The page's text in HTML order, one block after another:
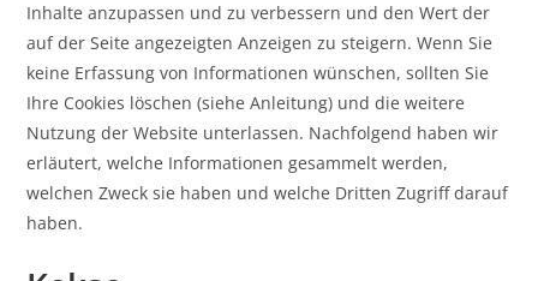
Inhalte anzupassen und zu verbessern und den Wert der
auf der Seite angezeigten Anzeigen zu steigern. Wenn Sie
keine Erfassung von Informationen wünschen, sollten Sie
Ihre Cookies löschen (siehe Anleitung) und die weitere
Nutzung der Website unterlassen. Nachfolgend haben wir
erläutert, welche Informationen gesammelt werden,
welchen Zweck sie haben und welche Dritten Zugriff darauf
haben.